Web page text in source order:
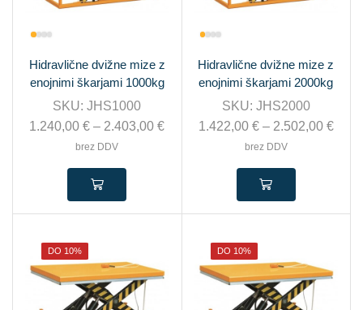
Hidravlične dvižne mize z
enojnimi škarjami 1000kg
SKU:JHS1000
1.240,00€ – 2.403,00€
brez DDV
Hidravlične dvižne mize z
enojnimi škarjami 2000kg
SKU: JHS2000
1.422,00 € – 2.502,00 €
brez DDV
DO 10% DO 10%